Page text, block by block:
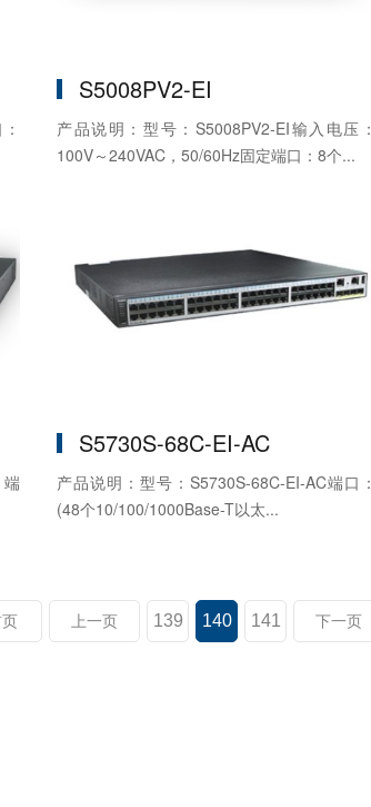
S5008PV2-EI
产品说明：型号：S5008PV2-EI输入电压：
100V～240VAC，50/60Hz固定端口：8个...
S5730S-68C-EI-AC
产品说明：型号：S5730S-68C-EI-AC端口：
(48个10/100/1000Base-T以太...
上一页 139 140 141 下一页